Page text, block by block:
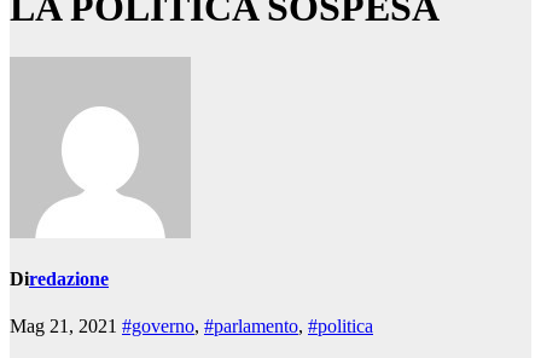
Diredazione
Mag 21, 2021 #governo, #parlamento, #politica